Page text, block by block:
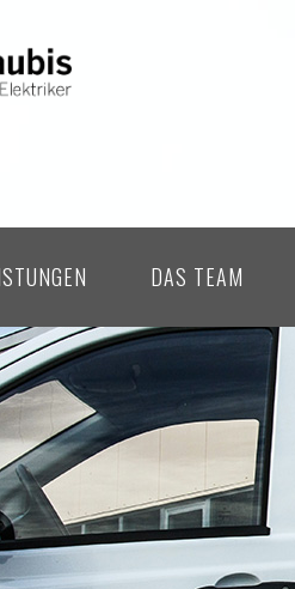
DAS TEAM